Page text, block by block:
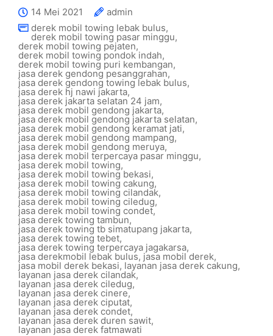
14 Mei 2021
admin
derek mobil towing lebak bulus,
derek mobil towing pasar minggu,
derek mobil towing pejaten,
derek mobil towing pondok indah,
derek mobil towing puri kembangan,
jasa derek gendong pesanggrahan,
jasa derek gendong towing lebak bulus,
jasa derek hj nawi jakarta,
jasa derek jakarta selatan 24 jam,
jasa derek mobil gendong jakarta,
jasa derek mobil gendong jakarta selatan,
jasa derek mobil gendong keramat jati,
jasa derek mobil gendong mampang,
jasa derek mobil gendong meruya,
jasa derek mobil terpercaya pasar minggu,
jasa derek mobil towing,
jasa derek mobil towing bekasi,
jasa derek mobil towing cakung,
jasa derek mobil towing cilandak,
jasa derek mobil towing ciledug,
jasa derek mobil towing condet,
jasa derek towing tambun,
jasa derek towing tb simatupang jakarta,
jasa derek towing tebet,
jasa derek towing terpercaya jagakarsa,
jasa derekmobil lebak bulus, jasa mobil derek,
jasa mobil derek bekasi, layanan jasa derek cakung,
layanan jasa derek cilandak,
layanan jasa derek ciledug,
layanan jasa derek cinere,
layanan jasa derek ciputat,
layanan jasa derek condet,
layanan jasa derek duren sawit,
layanan jasa derek fatmawati